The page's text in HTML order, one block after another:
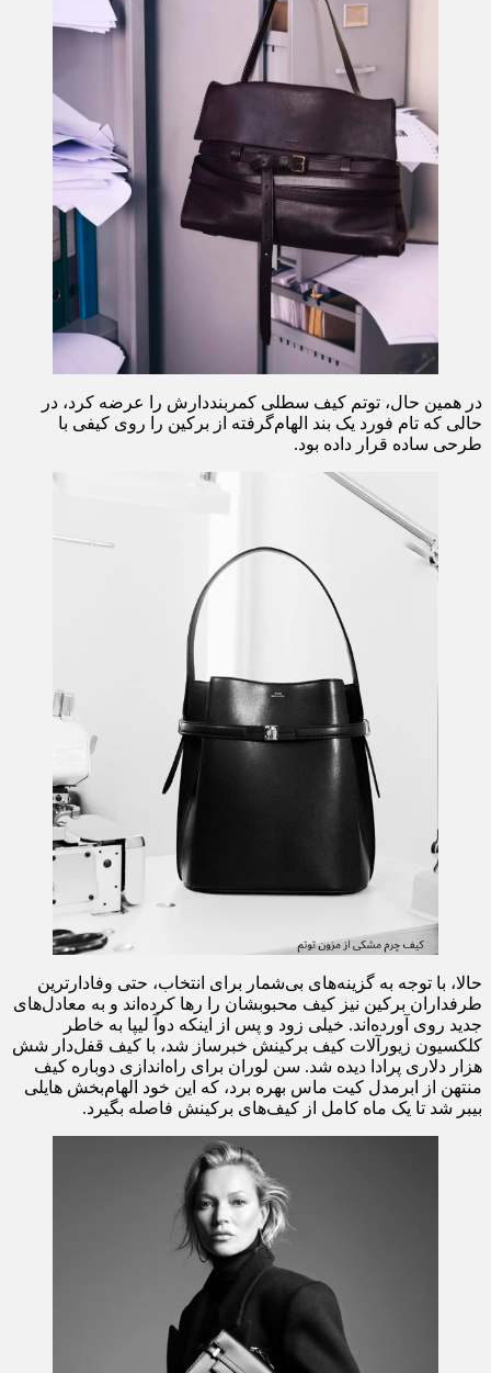
در همین حال، توتم کیف سطلی کمربنددارش را عرضه کرد، در
حالی که تام فورد یک بند الهام‌گرفته از برکین را روی کیفی با
طرحی ساده قرار داده بود.
حالا، با توجه به گزینه‌های بی‌شمار برای انتخاب، حتی وفادارترین
طرفداران برکین نیز کیف محبوبشان را رها کرده‌اند و به معادل‌های
جدید روی آورده‌اند. خیلی زود و پس از اینکه دوآ لیپا به خاطر
کلکسیون زیورآلات کیف‌ برکینش خبرساز شد، با کیف قفل‌دار شش
هزار دلاری پرادا دیده شد. سن لوران برای راه‌اندازی دوباره کیف
منتهن از ابرمدل کیت ماس بهره برد، که این خود الهام‌بخش هایلی
بیبر شد تا یک ماه کامل از کیف‌های برکینش فاصله بگیرد.